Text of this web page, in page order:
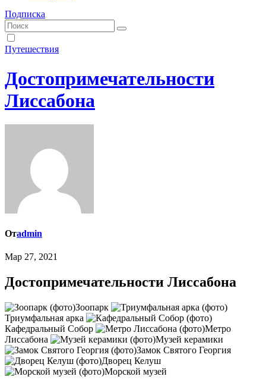
Подписка
Путешествия
Достопримечательности
Лиссабона
Отadmin
Мар 27, 2021
Достопримечательности Лиссабона
Зоопарк
Триумфальная арка
Кафедральный Собор
Метро
Лиссабона
Музей керамики
Замок Святого Георгия
Дворец Келуш
Морской музей